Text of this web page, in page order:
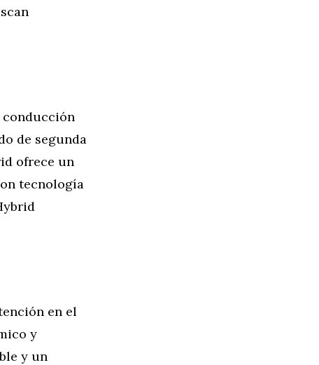
conducción
de segunda
ofrece un
tecnología
en el
y
y un